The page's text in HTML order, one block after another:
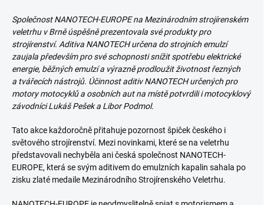
Společnost NANOTECH-EUROPE na Mezinárodním strojírenském
veletrhu v Brně úspěšně prezentovala své produkty pro
strojírenství. Aditiva NANOTECH určena do strojních emulzí
zaujala především pro své schopnosti snížit spotřebu elektrické
energie, běžných emulzí a výrazně prodloužit životnost řezných
a tvářecích nástrojů. Účinnost aditiv NANOTECH určených pro
motory motocyklů a osobních aut na místě potvrdili i motocyklový
závodníci Lukáš Pešek a Libor Podmol.
Tato akce každoročně přitahuje pozornost špiček českého i
světového strojírenství. Mezi novinkami, které se na veletrhu
představovali nechyběla ani česká společnost NANOTECH-
EUROPE, která se svým aditivem do emulzních kapalin sahala po
zisku zlaté medaile Mezinárodního StrojírenskéhoVeletrhu.